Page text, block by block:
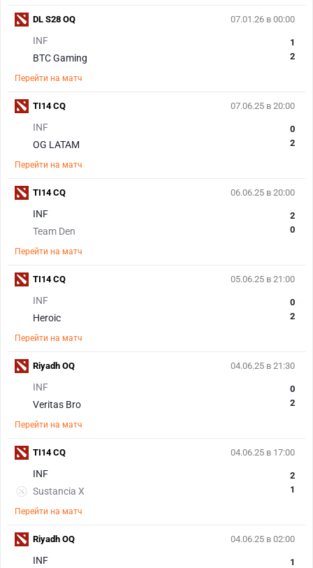
07.01.26 в 00:00
INF
BTC Gaming
1
2
Перейти на матч
DL S28 OQ
07.06.25 в 20:00
INF
OG LATAM
0
2
Перейти на матч
TI14 CQ
06.06.25 в 20:00
INF
Team Den
2
0
Перейти на матч
TI14 CQ
05.06.25 в 21:00
INF
Heroic
0
2
Перейти на матч
TI14 CQ
04.06.25 в 21:30
INF
Veritas Bro
0
2
Перейти на матч
Riyadh OQ
04.06.25 в 17:00
INF
Sustancia X
2
1
Перейти на матч
TI14 CQ
04.06.25 в 02:00
INF
1
Riyadh OQ